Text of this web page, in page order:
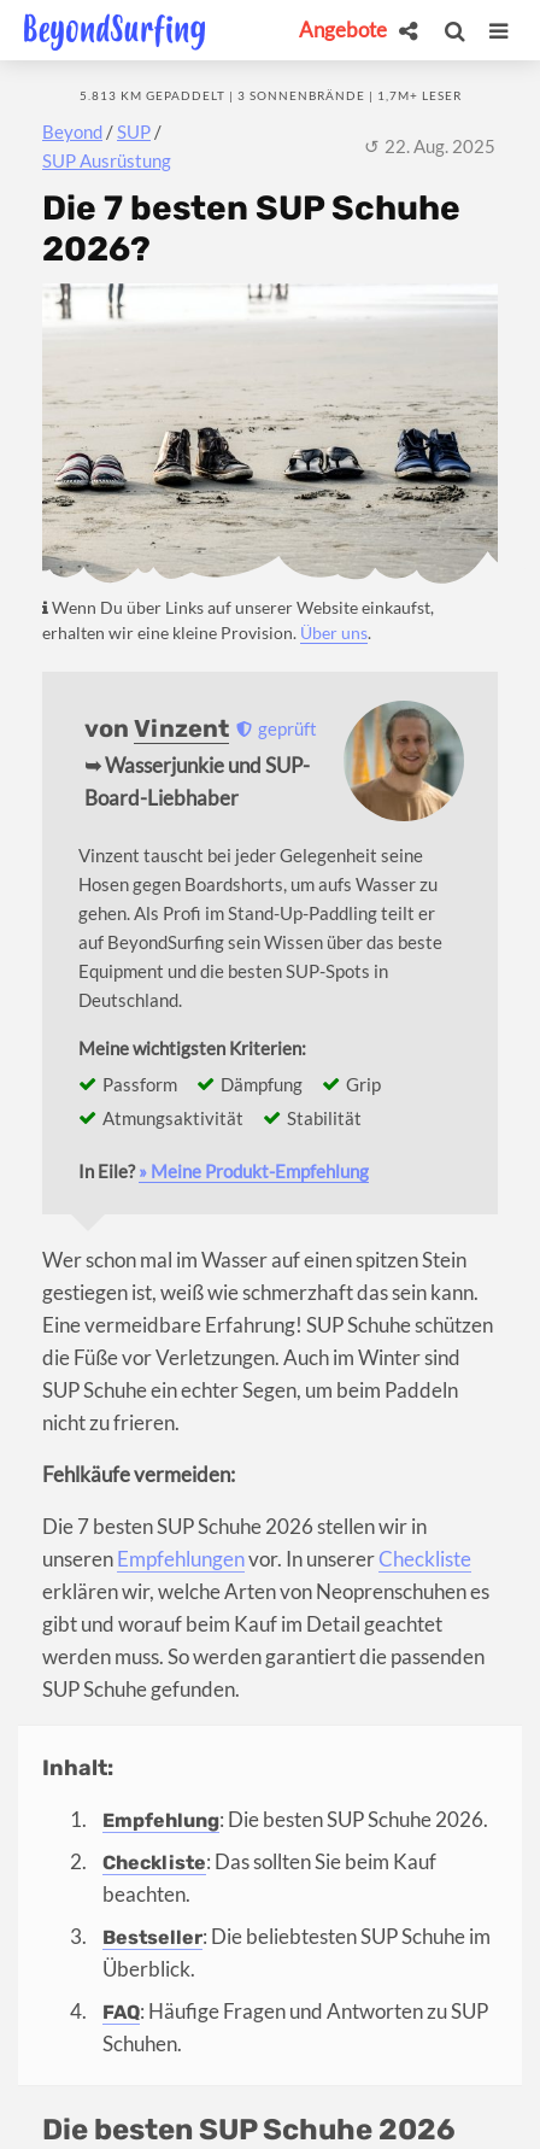
Angebote
Beyond /SUP /
SUP Ausrüstung
5.813 KM GEPADDELT | 3 SONNENBRÄNDE | 1,7M+ LESER
22. Aug. 2025
Die 7 besten SUP Schuhe
2026?
Wenn Du über Links auf unserer Website einkaufst,
erhalten wir eine kleine Provision. Über uns.
vonVinzent geprüft
➥ Wasserjunkie und SUP-
Board-Liebhaber
Vinzent tauscht bei jeder Gelegenheit seine
Hosen gegen Boardshorts, um aufs Wasser zu
gehen. Als Profi im Stand-Up-Paddling teilt er
auf BeyondSurfing sein Wissen über das beste
Equipment und die besten SUP-Spots in
Deutschland.
Meine wichtigsten Kriterien:
Passform
Dämpfung
Grip
Atmungsaktivität
Stabilität
In Eile?» Meine Produkt-Empfehlung
Wer schon mal im Wasser auf einen spitzen Stein
gestiegen ist, weiß wie schmerzhaft das sein kann.
Eine vermeidbare Erfahrung! SUP Schuhe schützen
die Füße vor Verletzungen. Auch im Winter sind
SUP Schuhe ein echter Segen, um beim Paddeln
nicht zu frieren.
Fehlkäufe vermeiden:
Die 7 besten SUP Schuhe 2026 stellen wir in
unserenEmpfehlungenvor. In unsererCheckliste
erklären wir, welche Arten von Neoprenschuhen es
gibt und worauf beim Kauf im Detail geachtet
werden muss. So werden garantiert die passenden
SUP Schuhe gefunden.
Inhalt:
Empfehlung: Die besten SUP Schuhe 2026.
Checkliste: Das sollten Sie beim Kauf
beachten.
Bestseller: Die beliebtesten SUP Schuhe im
Überblick.
FAQ: Häufige Fragen und Antworten zu SUP
Schuhen.
Die besten SUP Schuhe 2026